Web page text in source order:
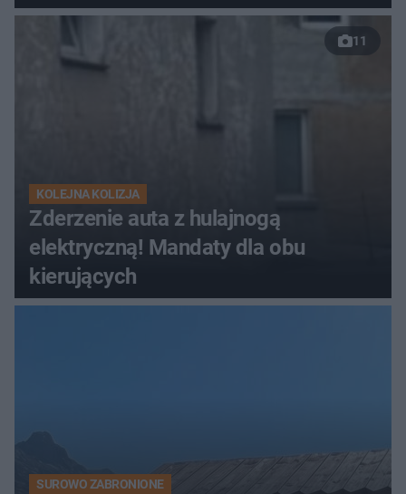
11
KOLEJNA KOLIZJA
Zderzenie auta z hulajnogą
elektryczną! Mandaty dla obu
kierujących
SUROWO ZABRONIONE